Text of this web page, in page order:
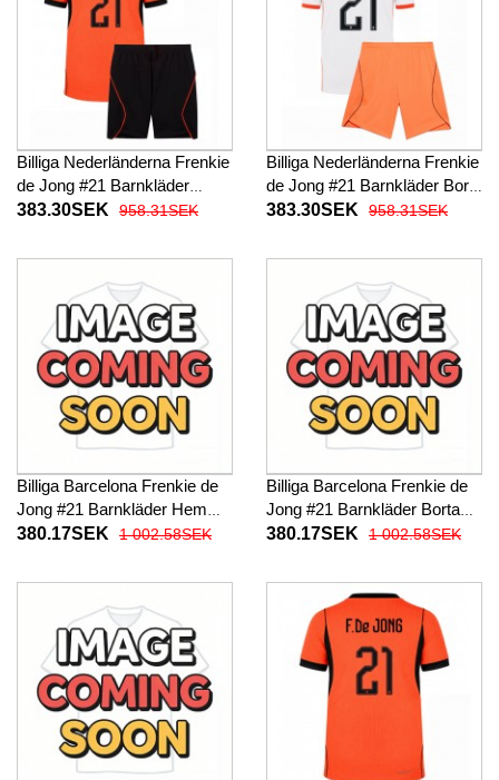
Billiga Nederländerna Frenkie
de Jong #21 Barnkläder
Hemma fotbollskläder till
Korta byxor)
383.30SEK 958.31SEK
Billiga Nederländerna Frenkie
de Jong #21 Barnkläder Borta
fotbollskläder till baby VM
byxor)
383.30SEK 958.31SEK
Billiga Barcelona Frenkie de
Jong #21 Barnkläder Hemma
fotbollskläder till baby 2026-
380.17SEK 1 002.58SEK
Billiga Barcelona Frenkie de
Jong #21 Barnkläder Borta
fotbollskläder till baby 2026-
380.17SEK 1 002.58SEK